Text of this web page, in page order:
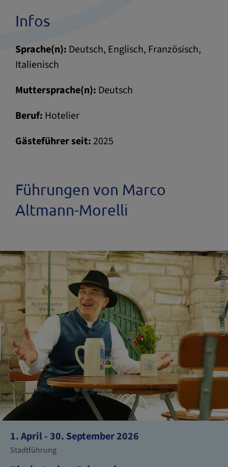
Infos
Sprache(n): Deutsch, Englisch, Französisch,
Italienisch
Muttersprache(n): Deutsch
Beruf: Hotelier
Gästeführer seit:2025
Führungen von Marco
Altmann-Morelli
1. April - 30. September 2026
Stadtführung